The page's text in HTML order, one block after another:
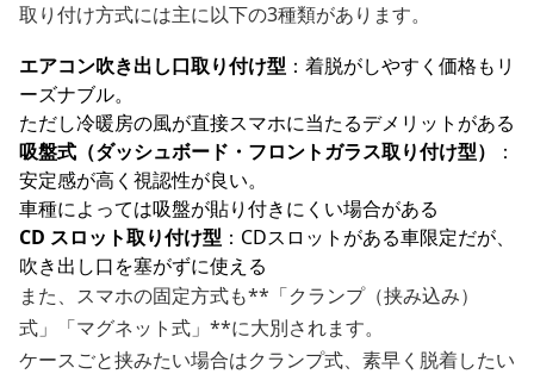
取り付け方式には主に以下の3種類があります。
エアコン吹き出し口取り付け型 ：着脱がしやすく価格もリ
ーズナブル。
ただし冷暖房の風が直接スマホに当たるデメリットがある
吸盤式（ダッシュボード・フロントガラス取り付け型）
：
安定感が高く視認性が良い。
車種によっては吸盤が貼り付きにくい場合がある
CD スロット取り付け型 ：CDスロットがある車限定だが、
吹き出し口を塞がずに使える
また、スマホの固定方式も**「クランプ（挟み込み）
式」「マグネット式」**に大別されます。
ケースごと挟みたい場合はクランプ式、素早く脱着したい